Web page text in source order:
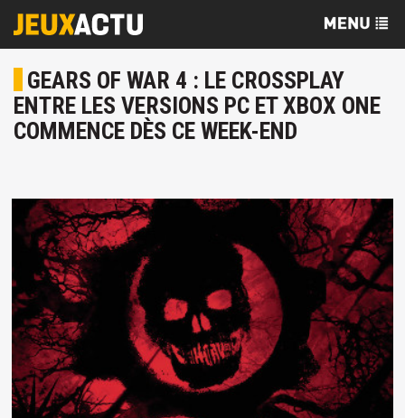
GEARS OF WAR 4 : LE CROSSPLAY
ENTRE LES VERSIONS PC ET XBOX ONE
COMMENCE DÈS CE WEEK-END